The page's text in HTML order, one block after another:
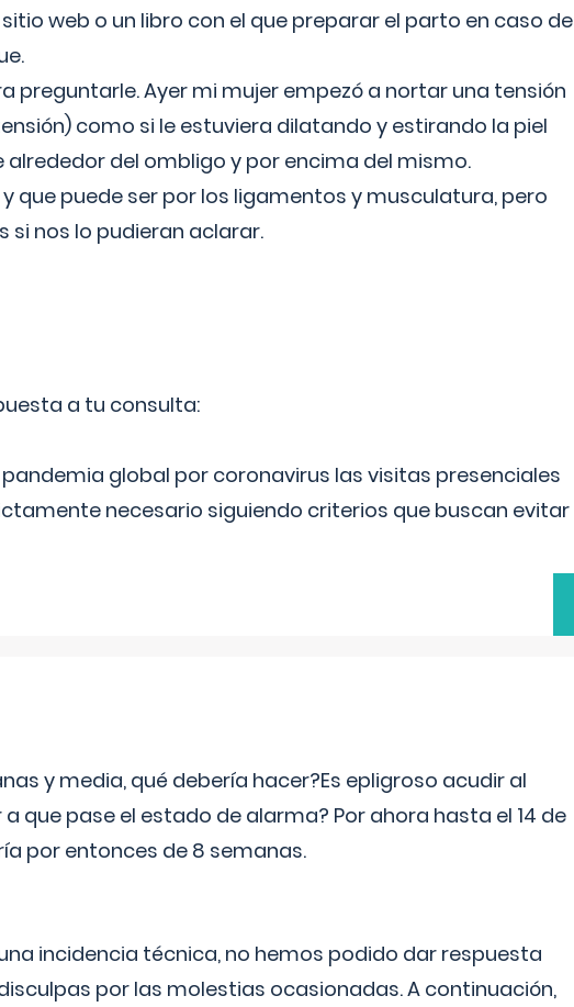
web o un libro con el que preparar el parto en caso de
preguntarle. Ayer mi mujer empezó a nortar una tensión
como si le estuviera dilatando y estirando la piel
del ombligo y por encima del mismo.
que puede ser por los ligamentos y musculatura, pero
nos lo pudieran aclarar.
a tu consulta:
global por coronavirus las visitas presenciales
necesario siguiendo criterios que buscan evitar
y media, qué debería hacer?Es epligroso acudir al
que pase el estado de alarma? Por ahora hasta el 14 de
por entonces de 8 semanas.
incidencia técnica, no hemos podido dar respuesta
por las molestias ocasionadas. A continuación,